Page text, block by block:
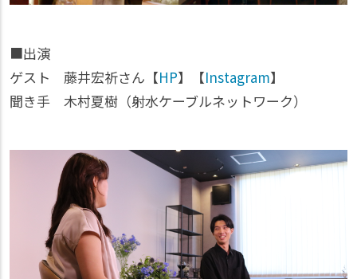
■出演
ゲスト 藤井宏祈さん【HP】【Instagram】
聞き手 木村夏樹（射水ケーブルネットワーク）